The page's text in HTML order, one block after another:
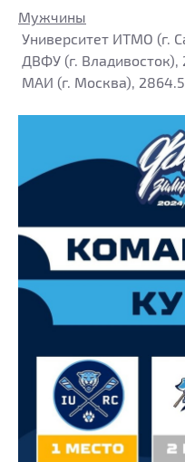
Мужчины
Университет ИТМО (г.
ДВФУ (г. Владивосток),
МАИ (г. Москва), 2864.5